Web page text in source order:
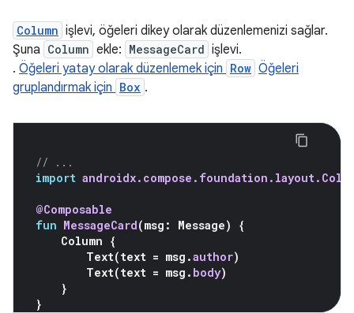
Column işlevi, öğeleri dikey olarak düzenlemenizi sağlar.
Şuna Column ekle: MessageCard işlevi.
. Öğeleri yatay olarak düzenlemek için Row Öğeleri
gruplandırmak için Box .
// ...
import
@Composable
fun MessageCard(msg : Message)
{
Column {
Text(text = msg .author)
Text(text = msg . body)
}
}